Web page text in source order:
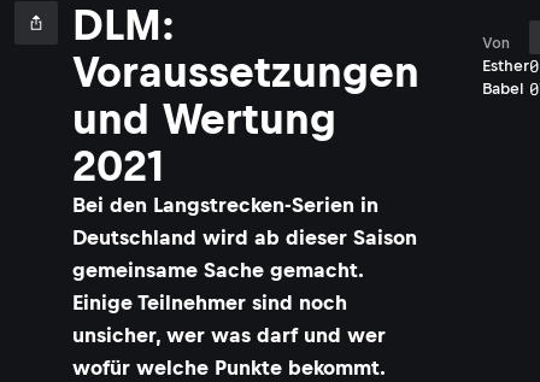
DLM:
Voraussetzungen
und Wertung
2021
Bei den Langstrecken-Serien in
Deutschland wird ab dieser Saison
gemeinsame Sache gemacht.
Einige Teilnehmer sind noch
unsicher, wer was darf und wer
wofür welche Punkte bekommt.
Esther
Babel
Von